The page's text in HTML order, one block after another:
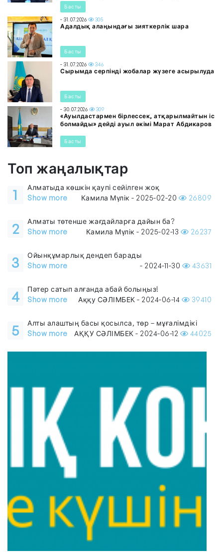
Басты
- 31.07.2026 305
Адалдық алаңындағы зияткерлік шара
Басты
- 31.07.2026 346
Сырымда серпінді жобалар жүзеге асырылуда
Басты
- 30.07.2026 309
«Ауылдастармен бірлессек, атқарылмайтын іс
болмайды» дейді ауыл әкімі Марат Абдикаров
Басты
Топ жаңалықтар
1
Алматыда көшкін қаупі сейілген жоқ
Show more
Камила Мүлік - 2025-02-20 26809
2
Алматы төтенше жағдайларға дайын ба?
Show more
Камила Мүлік - 2025-02-13 26237
3
Ойынқұмарлық дендеп барады
Show more
- 2024-11-30 43631
4
Пәтер сатып алғанда абай болыңыз!
Show more
Аққу СӘЛІМБЕК - 2024-06-14 39410
5
Алты алаштың басы қосылса, төр – мұғалімдікі
Show more
АҚҚУ СӘЛІМБЕК - 2024-06-12 44025